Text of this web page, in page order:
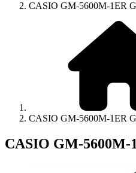
CASIO GM-5600M-1ER
CASIO GM-5600M-1ER
CASIO GM-5600M-